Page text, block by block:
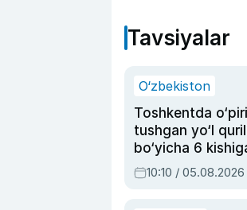
Tavsiyalar
O‘zbekiston
Toshkentda
tushgan yo‘l
bo‘yicha 6
hukmi o‘qildi
10:10 / 05.08.2026